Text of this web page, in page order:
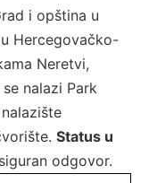
i opština u
Hercegovačko-
Neretvi,
nalazi Park
Status u
odgovor.